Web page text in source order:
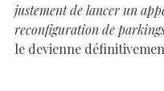
justement de lancer un
reconfiguration de
le devienne